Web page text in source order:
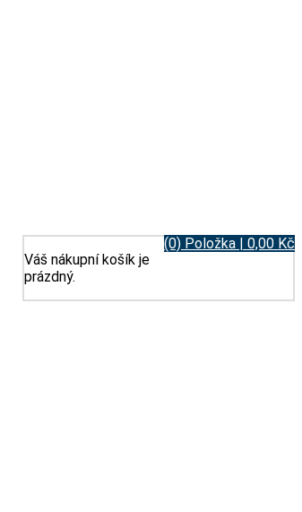
(0) Položka | 0,00 Kč
Váš nákupní košík je
prázdný.